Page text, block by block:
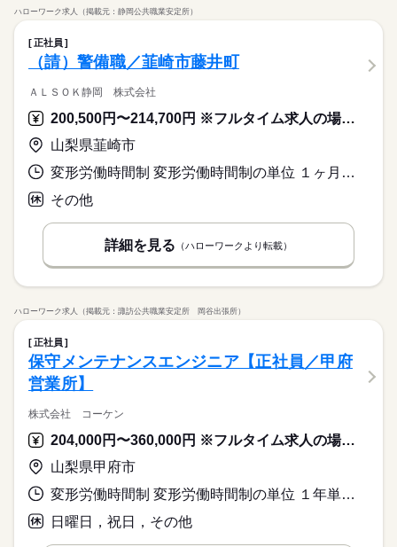
勤務先公開
勤務地固定 主婦・主夫
就業時間・曜日
働き方・環境
社員食堂
ルーティン 英語不要 電話なし
8：30～17：20 （休憩 10：35～10：40、12：10～13：00、1
5：15～15：25 計65分） ※日勤専属 月残業20h程度※22時以
続きを読む
休日・休暇
5勤2休 土日休み
※生産状況により休日出勤がございます
※年末年始・GW・夏季休暇あり（会社カレンダーによる）
★年間休日120日
けます◎ 所要時間は無料送迎バスで10分程度です！ ▼寮の周辺
グストア、100円ショップ ★自転車で30分程度 病院、ホームセ
ンター ＼お気軽にお問い合わせください！／ これからひとり暮
す！
基本特徴
未経験OK 新卒・第二 20代活躍
勤務先公開 勤務地固定
WEB登録
就業時間・曜日 残20以上
ブランクOK 社会保険制度 研修制度
資格支援
週払い
続きを読む
【月収例】25.5万円
【内訳】
月給22万円（基本給18万円＋生産手当40,000円）＋残業20h
勤務時間
8：30～17：20 （休憩 10：35～10：40、12：10～13：00、1
5：15～15：25 計65分） ※日勤専属 月残業20h程度※22時以
休日・休暇
※生産状況により休日出勤がございます
※年末年始・GW・夏季休暇あり（会社カレンダーによる）
★年間休日120日
応募する
ハローワーク求人（掲載元：静岡公共職業安定所）
正社員
（請）警備職／韮崎市藤井町
ＡＬＳＯＫ静岡 株式会社
200,500円〜214,700円 ※フルタイム求人の場合は月額（換算額）、パート求人の場合は時間額を表示しています。
山梨県韮崎市
変形労働時間制 変形労働時間制の単位 １ヶ月単位 就業時間１ 9時00分〜18時00分 就業時間２ 18時00分〜9時00分 就業時間に関する特記事項 （２）休憩時間１８０分
その他
詳細を見る （ハローワークより転載）
ハローワーク求人（掲載元：諏訪公共職業安定所 岡谷出張所）
正社員
保守メンテナンスエンジニア【正社員／甲府
営業所】
株式会社 コーケン
204,000円〜360,000円 ※フルタイム求人の場合は月額（換算額）、パート求人の場合は時間額を表示しています。
山梨県甲府市
変形労働時間制 変形労働時間制の単位 １年単位 就業時間１ 8時00分〜17時30分
日曜日，祝日，その他